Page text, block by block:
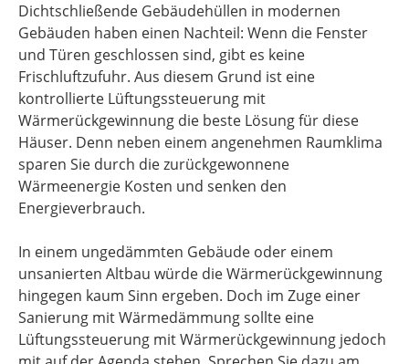
Dichtschließende Gebäudehüllen in modernen
Gebäuden haben einen Nachteil: Wenn die Fenster
und Türen geschlossen sind, gibt es keine
Frischluftzufuhr. Aus diesem Grund ist eine
kontrollierte Lüftungssteuerung mit
Wärmerückgewinnung die beste Lösung für diese
Häuser. Denn neben einem angenehmen Raumklima
sparen Sie durch die zurückgewonnene
Wärmeenergie Kosten und senken den
Energieverbrauch.
In einem ungedämmten Gebäude oder einem
unsanierten Altbau würde die Wärmerückgewinnung
hingegen kaum Sinn ergeben. Doch im Zuge einer
Sanierung mit Wärmedämmung sollte eine
Lüftungssteuerung mit Wärmerückgewinnung jedoch